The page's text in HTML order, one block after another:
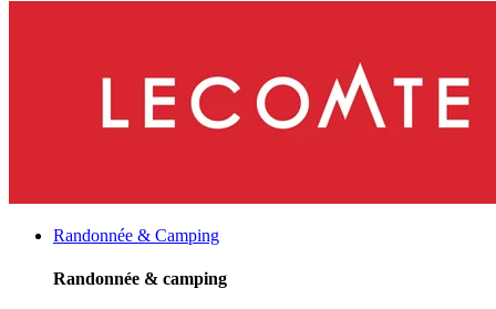
Randonnée & Camping
Randonnée & camping